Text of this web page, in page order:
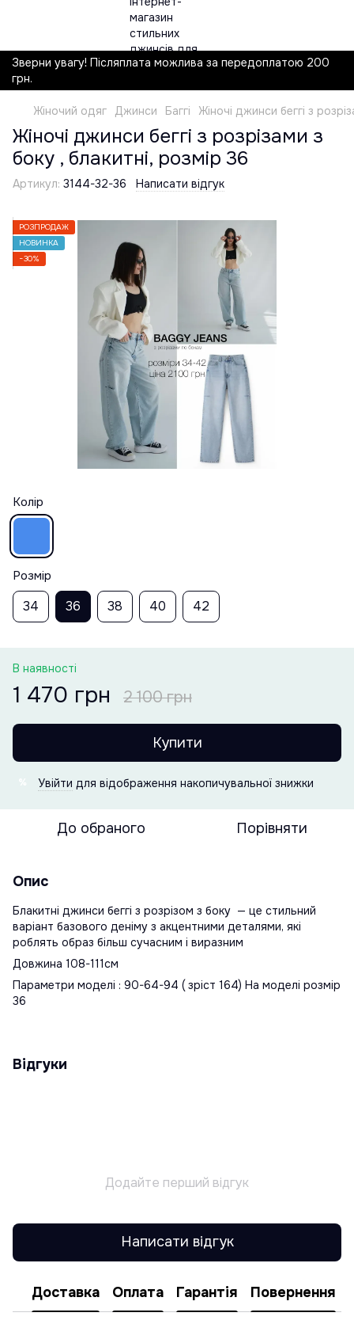
Зверни увагу! Післяплата можлива за передоплатою 200
грн.
Жіночий одяг Джинси Баггі Жіночі джинси беггі з
Жіночі джинси беггі з розрізами з
боку , блакитні, розмір 36
Артикул: 3144-32-36 Написати відгук
РОЗПРОДАЖ
НОВИНКА
−30%
Колір
Розмір
34 36 38 40 42
В наявності
1 470 грн 2 100 грн
Купити
Увійти для відображення накопичувальної знижки
До обраного Порівняти
Опис
Блакитні джинси беггі з розрізом з боку — це стильний
варіант базового деніму з акцентними деталями, які
роблять образ більш сучасним і виразним
Довжина 108-111см
Параметри моделі : 90-64-94 ( зріст 164) На моделі розмір
36
Відгуки
Додайте перший відгук
Написати відгук
Доставка Оплата Гарантія Повернення